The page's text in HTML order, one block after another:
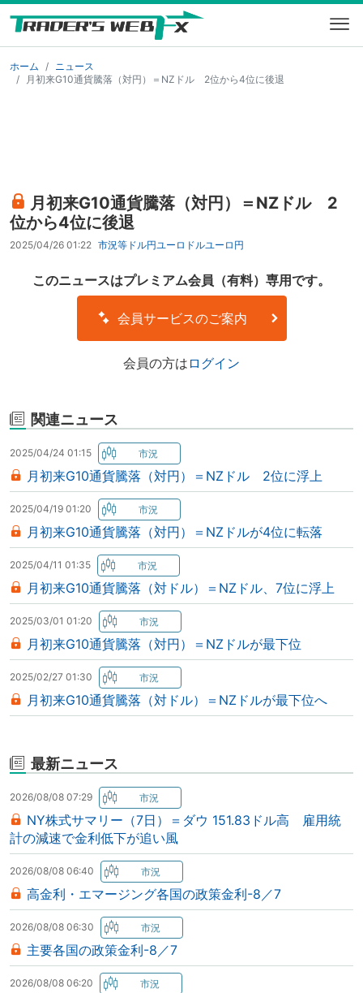
ホーム
ニュース
月初来G10通貨騰落（対円）＝NZドル 2位から4位に後退
月初来G10通貨騰落（対円）＝NZドル 2
位から4位に後退
2025/04/26 01:22 市況等 ドル円ユーロドルユーロ円
このニュースはプレミアム会員（有料）専用です。
会員サービスのご案内
会員の方は ログイン
関連ニュース
2025/04/24 01:15
月初来G10通貨騰落（対円）＝NZドル 2位に浮上
2025/04/19 01:20
月初来G10通貨騰落（対円）＝NZドルが4位に転落
2025/04/11 01:35
月初来G10通貨騰落（対ドル）＝NZドル、7位に浮上
2025/03/01 01:20
月初来G10通貨騰落（対円）＝NZドルが最下位
2025/02/27 01:30
月初来G10通貨騰落（対ドル）＝NZドルが最下位へ
最新ニュース
2026/08/08 07:29
NY株式サマリー（7日）＝ダウ 151.83ドル高 雇用統
計の減速で金利低下が追い風
2026/08/08 06:40
高金利・エマージング各国の政策金利-8／7
2026/08/08 06:30
主要各国の政策金利-8／7
2026/08/08 06:20